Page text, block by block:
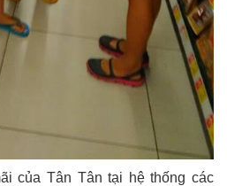
của Tân Tân tại hệ thống các